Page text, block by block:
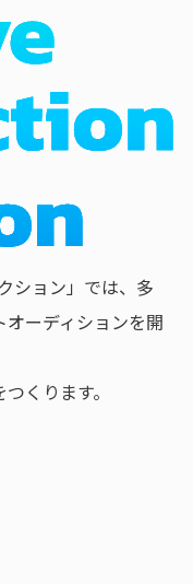
ション」では、多
ーディションを開
くります。